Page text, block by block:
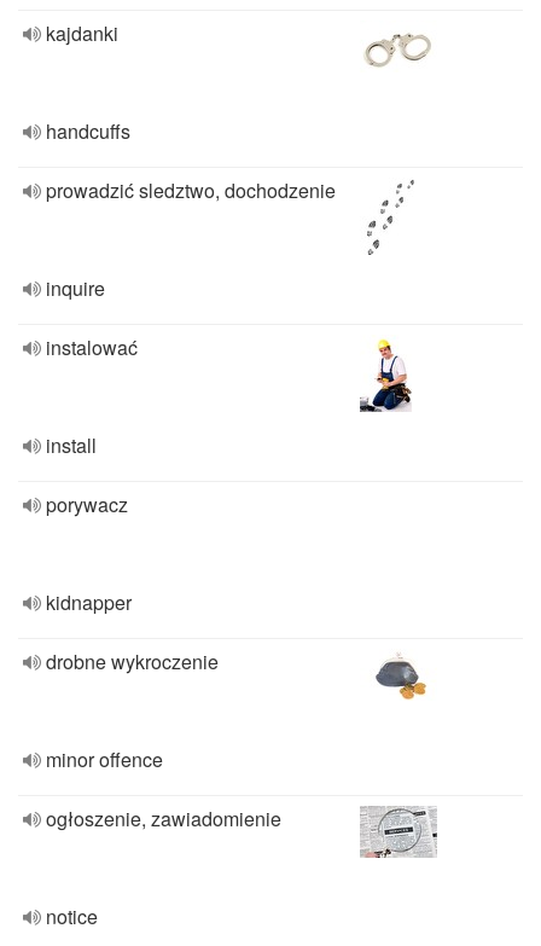
kajdanki
handcuffs
prowadzić sledztwo, dochodzenie
inquire
instalować
install
porywacz
kidnapper
drobne wykroczenie
minor offence
ogłoszenie, zawiadomienie
notice